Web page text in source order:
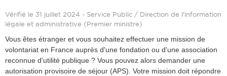
Vérifié le 31 juillet 2024 - Service Public / Direction de l'information
légale et administrative (Premier ministre)
Vous êtes étranger et vous souhaitez effectuer une mission de
volontariat en France auprès d'une fondation ou d'une association
reconnue d'utilité publique ? Vous pouvez alors demander une
autorisation provisoire de séjour (APS). Votre mission doit répondre